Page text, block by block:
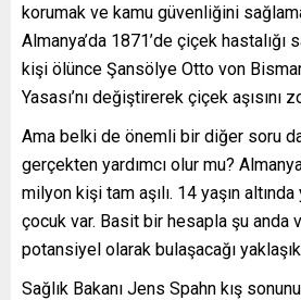
korumak ve kamu güvenliğini
Almanya’da 1871’de çiçek hastalığı
kişi ölünce Şansölye Otto von
Yasası’nı değiştirerek çiçek aşısını
Ama belki de önemli bir diğer soru
gerçekten yardımcı olur mu?
milyon kişi tam aşılı. 14 yaşın
çocuk var. Basit bir hesapla şu anda
potansiyel olarak bulaşacağı
Sağlık Bakanı Jens Spahn kış